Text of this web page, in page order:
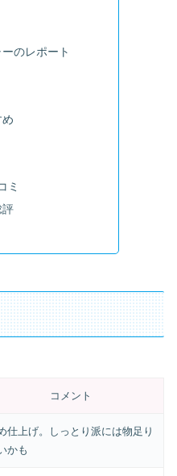
のレポート
ミ
評
コメント
仕上げ。しっとり派には物足り
かも